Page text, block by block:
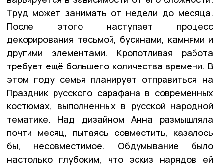
Труд может занимать от недели до месяца.
После этого наступает процесс
декорирования тесьмой, бусинами, камнями и
другими элементами. Кропотливая работа
требует ещё большего количества времени. В
этом году семья планирует отправиться на
Праздник русского сарафана в современных
костюмах, выполненных в русской народной
тематике. Над дизайном Анна размышляла
почти месяц, пытаясь совместить, казалось
бы, несовместимое. Обдумывание было
настолько глубоким, что эскиз нарядов ей